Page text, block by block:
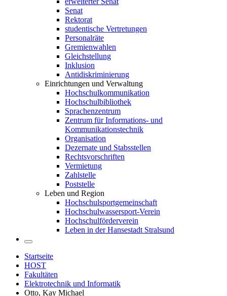
Senat
Rektorat
studentische Vertretungen
Personalräte
Gremienwahlen
Gleichstellung
Inklusion
Antidiskriminierung
Einrichtungen und Verwaltung
Hochschulkommunikation
Hochschulbibliothek
Sprachenzentrum
Zentrum für Informations- und
Kommunikationstechnik
Organisation
Dezernate und Stabsstellen
Rechtsvorschriften
Vermietung
Zahlstelle
Poststelle
Leben und Region
Hochschulsportgemeinschaft
Hochschulwassersport-Verein
Hochschulförderverein
Leben in der Hansestadt Stralsund
Startseite
HOST
Fakultäten
Elektrotechnik und Informatik
Otto, Kay Michael